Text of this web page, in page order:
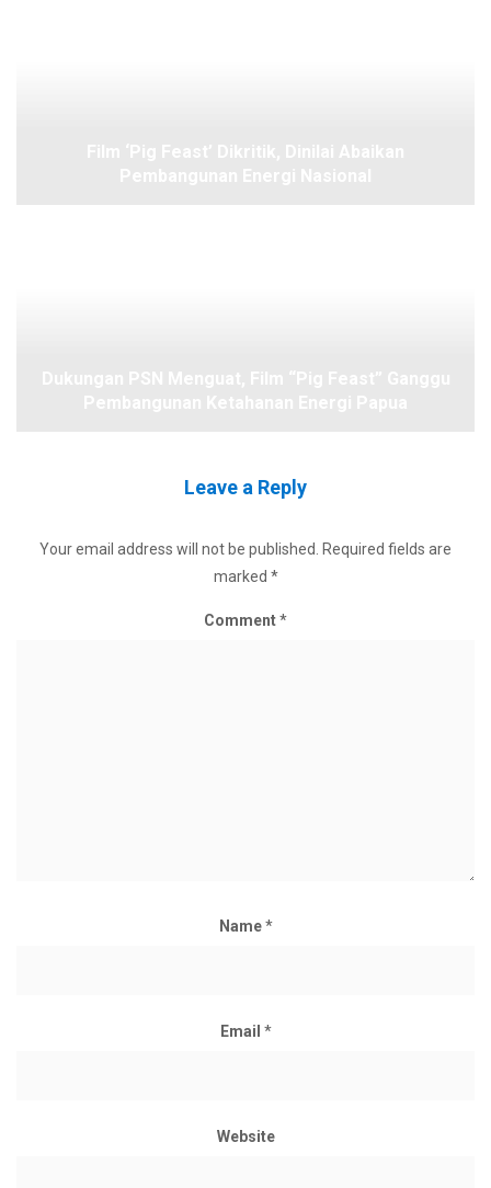
Leave a Reply
Your email address will not be published.
Required fields are
marked *
Comment*
Name*
Email *
Website